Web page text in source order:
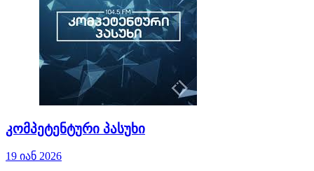
კომპეტენტური პასუხი
19 იან 2026